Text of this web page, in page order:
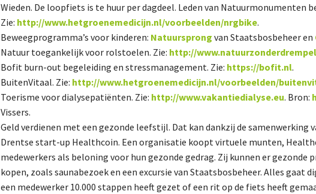
Wieden. De loopfiets is te huur per dagdeel. Leden van Natuurmonumenten
Zie: http://www.hetgroenemedicijn.nl/voorbeelden/nrgbike.
Beweegprogramma’s voor kinderen: Natuursprong van Staatsbosbeheer en
Natuur toegankelijk voor rolstoelen. Zie: http://
Bofit burn-out begeleiding en stressmanagement. Zie: https://bofit.nl.
BuitenVitaal. Zie: http://www.hetgroenemedicijn.nl/voorbeelden/
Toerisme voor dialysepatiënten. Zie: http://www.vakantiedialyse.eu. Bron:
Vissers.
Geld verdienen met een gezonde leefstijl. Dat kan dankzij de samenwerking
Drentse start-up Healthcoin. Een organisatie koopt virtuele munten,
medewerkers als beloning voor hun gezonde gedrag. Zij kunnen er gezonde
kopen, zoals saunabezoek en een excursie van Staatsbosbeheer. Alles gaat
een medewerker 10.000 stappen heeft gezet of een rit op de fiets heeft